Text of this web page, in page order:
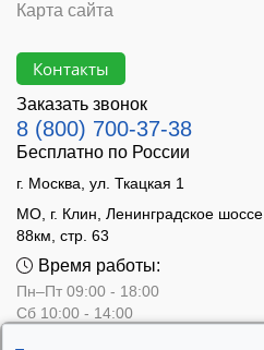
Карта сайта
Контакты
Заказать звонок
8 (800) 700-37-38
Бесплатно по России
г. Москва, ул. Ткацкая 1
МО, г. Клин, Ленинградское шоссе
88км, стр. 63
Время работы:
Пн–Пт 09:00 - 18:00
Сб 10:00 - 14:00